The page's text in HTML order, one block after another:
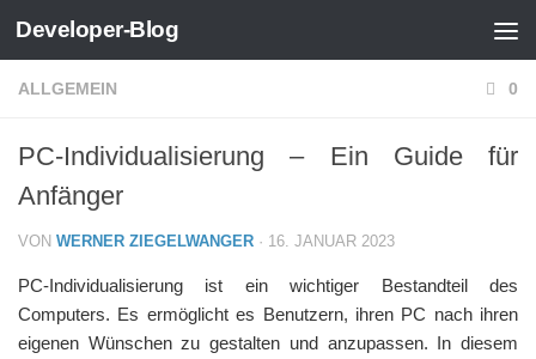
Zum Inhalt springen
Developer-Blog
ALLGEMEIN 0
PC-Individualisierung – Ein Guide für
Anfänger
VON WERNER ZIEGELWANGER · 16. JANUAR 2023
PC-Individualisierung ist ein wichtiger Bestandteil des
Computers. Es ermöglicht es Benutzern, ihren PC nach ihren
eigenen Wünschen zu gestalten und anzupassen. In diesem